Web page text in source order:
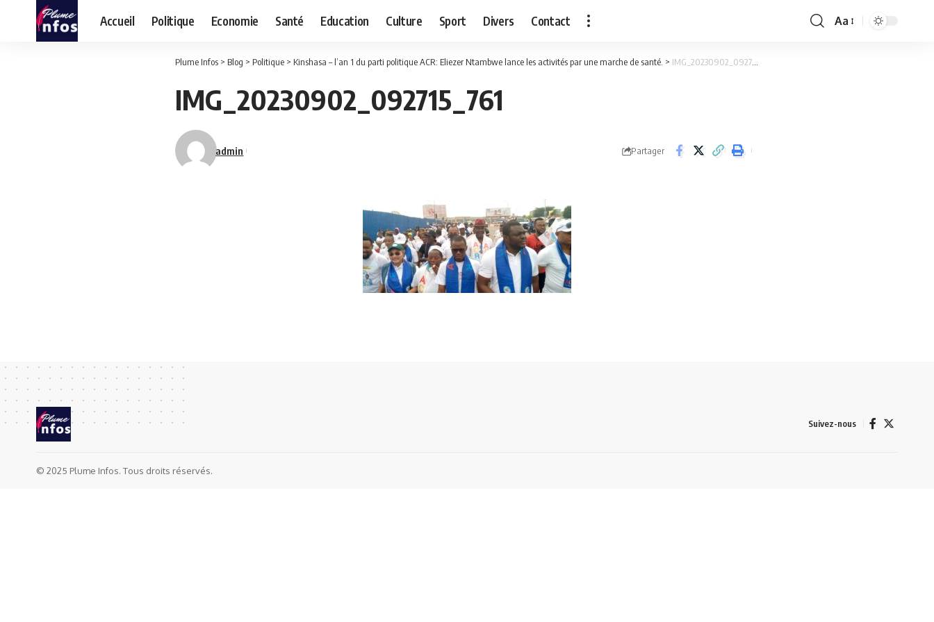
Accueil Politique Economie Santé Education Culture Sport Divers Contact
Font
Aa
Plume Infos > Blog > Politique > Kinshasa – l’an 1 du parti politique ACR: Eliezer Ntambwe lance les activités par une marche de santé. > IMG_20230902_092715_761
IMG_20230902_092715_761
admin Partager
Suivez-nous
© 2025 Plume Infos. Tous droits réservés.